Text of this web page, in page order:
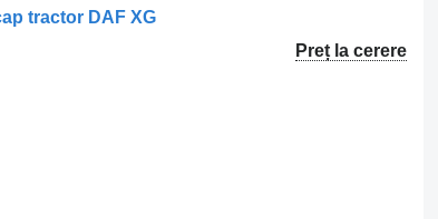
tractor DAF XG
Preț la cerere